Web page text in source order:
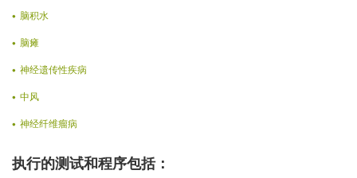
脑积水
脑瘫
神经遗传性疾病
中风
神经纤维瘤病
执行的测试和程序包括：